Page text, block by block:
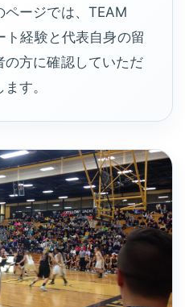
ページでは、TEAM
経験と代表自身の留
方に確認していただ
す。